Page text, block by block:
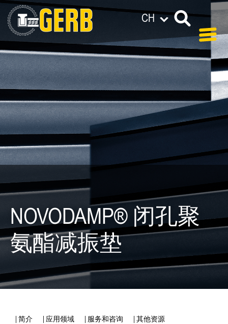
CH
NOVODAMP® 闭孔聚
氨酯减振垫
| 简介 | 应用领域 | 服务和咨询 | 其他资源